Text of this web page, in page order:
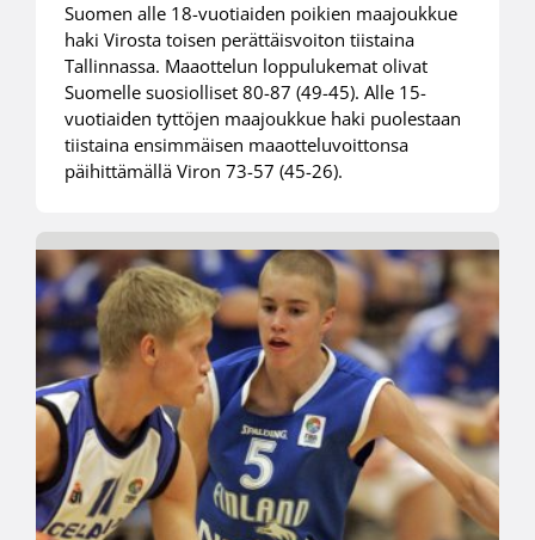
Suomen alle 18-vuotiaiden poikien maajoukkue
haki Virosta toisen perättäisvoiton tiistaina
Tallinnassa. Maaottelun loppulukemat olivat
Suomelle suosiolliset 80-87 (49-45). Alle 15-
vuotiaiden tyttöjen maajoukkue haki puolestaan
tiistaina ensimmäisen maaotteluvoittonsa
päihittämällä Viron 73-57 (45-26).